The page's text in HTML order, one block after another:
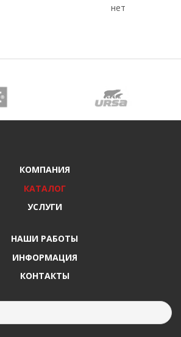
нет
КОМПАНИЯ
КАТАЛОГ
УСЛУГИ
НАШИ РАБОТЫ
ИНФОРМАЦИЯ
КОНТАКТЫ